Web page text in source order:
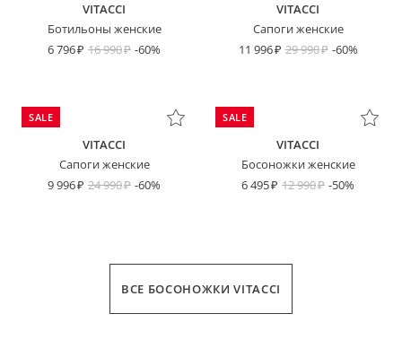
VITACCI
Ботильоны женские
6 796
16 990 -60%
VITACCI
Сапоги женские
11 996
29 990 -60%
SALE
VITACCI
Сапоги женские
9 996
24 990 -60%
SALE
VITACCI
Босоножки женские
6 495
12 990 -50%
ВСЕ БОСОНОЖКИ VITACCI